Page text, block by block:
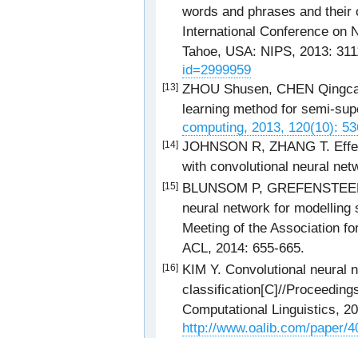
words and phrases and
International Conference on
Tahoe, USA: NIPS, 2013:
id=2999959
[13] ZHOU Shusen, CHEN
learning method for semi-
computing, 2013, 120(10):
[14] JOHNSON R, ZHANG T.
with convolutional neural
[15] BLUNSOM P,
neural network for modelling
Meeting of the Association
ACL, 2014: 655-665.
[16] KIM Y. Convolutional neural
classification[C]//
Computational Linguistics,
http://www.oalib.com/paper/